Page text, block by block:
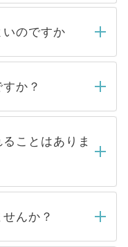
のですか
弊社担当者がご
メールもしくは
にはご連絡をせて
くお待ちくださ
か？
扱っている求人の
からご覧いただ
。非公開求人は
には公開してい
気のある医療機
募が殺到する場
ことはありま
は一切ありませ
内定をいただい
んか？